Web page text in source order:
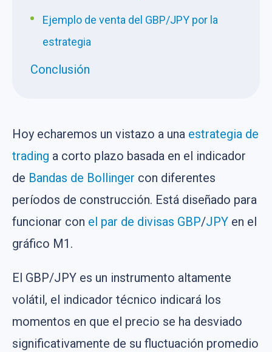
Ejemplo de venta del GBP/JPY por la
estrategia
Conclusión
Hoy echaremos un vistazo a una estrategia de
trading a corto plazo basada en el indicador
de Bandas de Bollinger con diferentes
períodos de construcción. Está diseñado para
funcionar con el par de divisas GBP/JPY en el
gráfico M1.
El GBP/JPY es un instrumento altamente
volátil, el indicador técnico indicará los
momentos en que el precio se ha desviado
significativamente de su fluctuación promedio